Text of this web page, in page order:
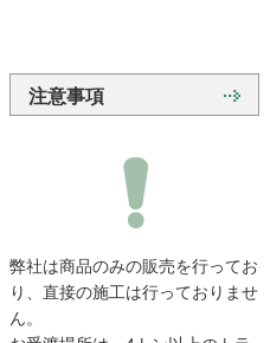
注意事項
弊社は商品のみの販売を行ってお
り、直接の施工は行っておりませ
ん。